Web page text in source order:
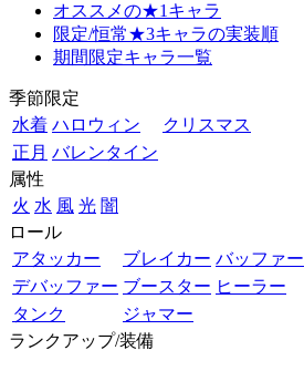
オススメの★1キャラ
限定/恒常★3キャラの実装順
期間限定キャラ一覧
季節限定
水着 ハロウィン
クリスマス
正月 バレンタイン
属性
火 水 風 光 闇
ロール
アタッカー
ブレイカー バッファー
デバッファー ブースター ヒーラー
タンク
ジャマー
ランクアップ/装備